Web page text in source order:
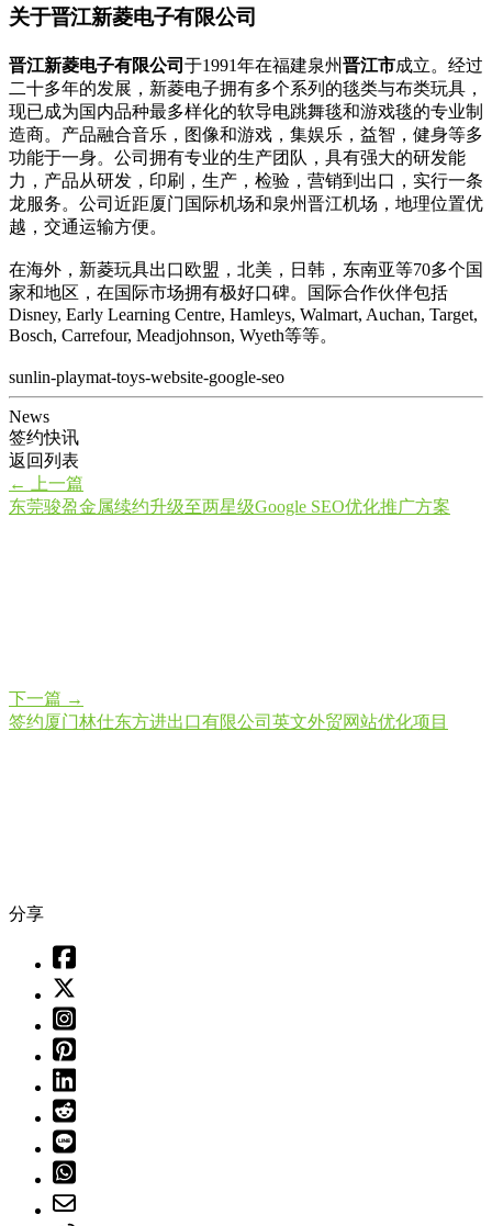
关于晋江新菱电子有限公司
晋江新菱电子有限公司 于1991年在福建泉州晋江市成立。经过
二十多年的发展，新菱电子拥有多个系列的毯类与布类玩具，
现已成为国内品种最多样化的软导电跳舞毯和游戏毯的专业制
造商。产品融合音乐，图像和游戏，集娱乐，益智，健身等多
功能于一身。公司拥有专业的生产团队，具有强大的研发能
力，产品从研发，印刷，生产，检验，营销到出口，实行一条
龙服务。公司近距厦门国际机场和泉州晋江机场，地理位置优
越，交通运输方便。
在海外，新菱玩具出口欧盟，北美，日韩，东南亚等70多个国
家和地区，在国际市场拥有极好口碑。国际合作伙伴包括
Disney, Early Learning Centre, Hamleys, Walmart, Auchan, Target,
Bosch, Carrefour, Meadjohnson, Wyeth等等。
sunlin-playmat-toys-website-google-seo
News
签约快讯
返回列表
←
上一篇
东莞骏盈金属续约升级至两星级Google SEO优化推广方案
下一篇 →
签约厦门林仕东方进出口有限公司英文外贸网站优化项目
分享